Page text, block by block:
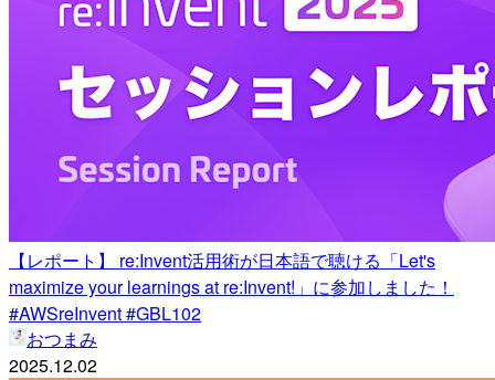
【レポート】 re:Invent活用術が日本語で聴ける「Let's
maximize your learnings at re:Invent!」に参加しました！
#AWSreInvent #GBL102
おつまみ
2025.12.02